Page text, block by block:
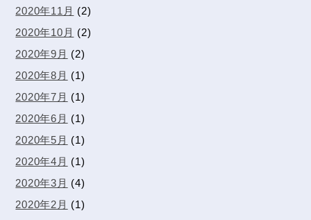
2020年11月 (2)
2020年10月 (2)
2020年9月 (2)
2020年8月 (1)
2020年7月 (1)
2020年6月 (1)
2020年5月 (1)
2020年4月 (1)
2020年3月 (4)
2020年2月 (1)